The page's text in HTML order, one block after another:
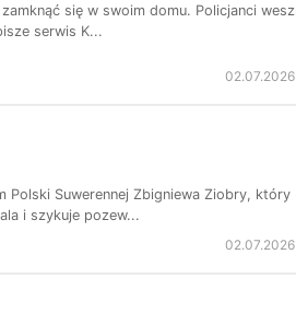
się w swoim domu. Policjanci
serwis K...
02.07.2026
Polski Suwerennej Zbigniewa Ziobry, który
i szykuje pozew...
02.07.2026